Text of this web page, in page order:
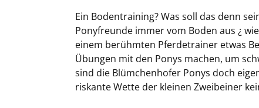
Ein Bodentraining? Was soll das denn
Ponyfreunde immer vom Boden aus ¿
einem berühmten Pferdetrainer etwas
Übungen mit den Ponys machen, um
sind die Blümchenhofer Ponys doch
riskante Wette der kleinen Zweibeiner